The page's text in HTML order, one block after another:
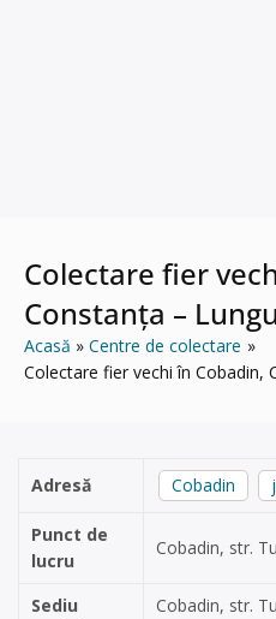
Colectare fier
Constanța –
Acasă
Centre de colectare
Colectare fier vechi în Cobadin,
Adresă Cobadin
Punct de
lucru
Cobadin, str.
Sediu
Cobadin, str.